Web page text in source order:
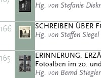
Hg. von Stefanie
166
SCHREIBEN ÜBER
Hg. von Steffen
165
ERINNERUNG,
Fotoalben im 20.
Hg. von Bernd